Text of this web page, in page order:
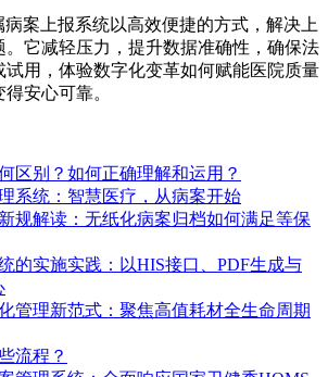
案上报系统以高效便捷的方式，解决上
。它减轻压力，提升数据准确性，确保法
试用，体验数字化变革如何赋能医院质量
安心可靠。
区别？如何正确理解和运用？
系统：智慧医疗，从病案开始
规解读：无纸化病案归档如何满足等保
的实施实践：以HIS接口、PDF生成与
管理新范式：聚焦高值耗材全生命周期
流程？